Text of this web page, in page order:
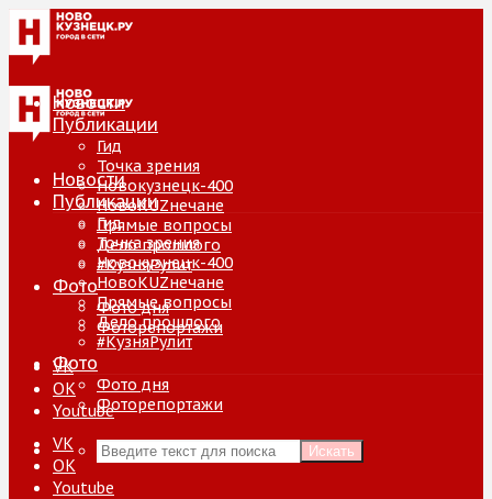
Новости
Публикации
Гид
Точка зрения
Новокузнецк-400
НовоKUZнечане
Прямые вопросы
Дело прошлого
#КузняРулит
Фото
Фото дня
Фоторепортажи
VK
ОК
Youtube
Искать
Новости
Публикации
Гид
Точка зрения
Новокузнецк-400
НовоKUZнечане
Прямые вопросы
Дело прошлого
#КузняРулит
Фото
Фото дня
Фоторепортажи
VK
ОК
Youtube